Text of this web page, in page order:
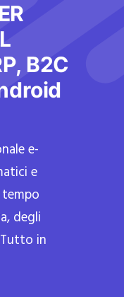
B2C
e-
e
degli
in